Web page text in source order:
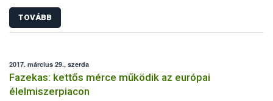
TOVÁBB
2017. március 29., szerda
Fazekas: kettős mérce működik az európai
élelmiszerpiacon